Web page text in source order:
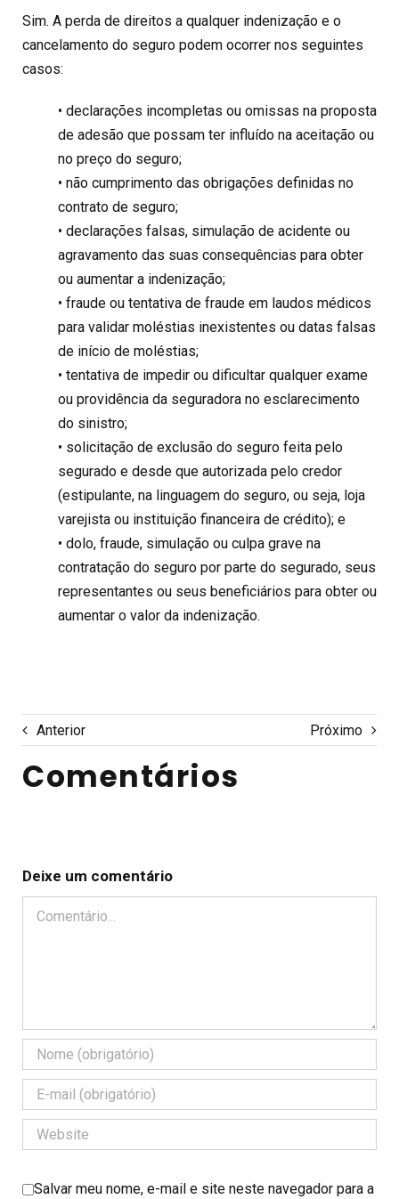
Sim. A perda de direitos a qualquer indenização e o
cancelamento do seguro podem ocorrer nos seguintes
casos:
• declarações incompletas ou omissas na proposta
de adesão que possam ter influído na aceitação ou
no preço do seguro;
• não cumprimento das obrigações definidas no
contrato de seguro;
• declarações falsas, simulação de acidente ou
agravamento das suas consequências para obter
ou aumentar a indenização;
• fraude ou tentativa de fraude em laudos médicos
para validar moléstias inexistentes ou datas falsas
de início de moléstias;
• tentativa de impedir ou dificultar qualquer exame
ou providência da seguradora no esclarecimento
do sinistro;
• solicitação de exclusão do seguro feita pelo
segurado e desde que autorizada pelo credor
(estipulante, na linguagem do seguro, ou seja, loja
varejista ou instituição financeira de crédito); e
• dolo, fraude, simulação ou culpa grave na
contratação do seguro por parte do segurado, seus
representantes ou seus beneficiários para obter ou
aumentar o valor da indenização.
Anterior Próximo
Comentários
Deixe um comentário
Comentário
Salvar meu nome, e-mail e site neste navegador para a